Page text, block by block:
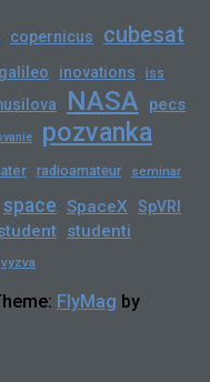
copernicus cubesat
galileo inovations iss
NASA pecs
pozvanka
radioamateur seminar
space SpaceX SpVRI
studenti
vyzva
FlyMag by